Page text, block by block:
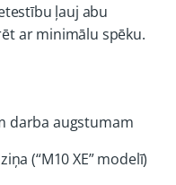
ļauj abu
ar minimālu spēku.
darba augstumam
(“M10 XE” modelī)